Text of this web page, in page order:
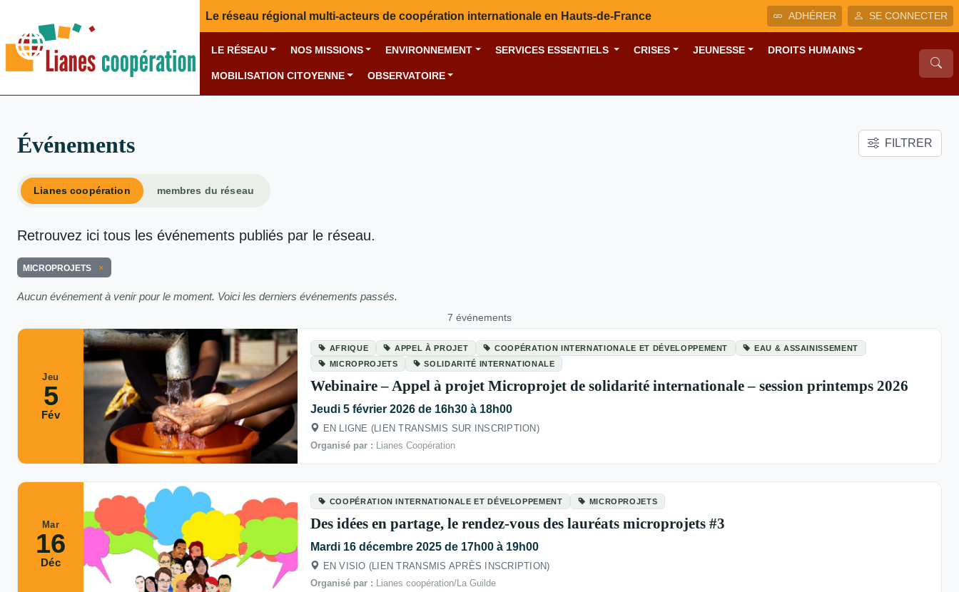
Le réseau régional multi-acteurs de coopération internationale en Hauts-de-France ADHÉRER SE CONNECTER
LE RÉSEAU NOS MISSIONS ENVIRONNEMENT SERVICES ESSENTIELS CRISES JEUNESSE DROITS HUMAINS
MOBILISATION CITOYENNE OBSERVATOIRE
Événements FILTRER
Lianes coopération membres du réseau
Retrouvez ici tous les événements publiés par le réseau.
MICROPROJETS
Aucun événement à venir pour le moment. Voici les derniers événements passés.
7 événements
Jeu
5
Fév
AFRIQUE APPEL À PROJET COOPÉRATION INTERNATIONALE ET DÉVELOPPEMENT
EAU & ASSAINISSEMENT
MICROPROJETS
SOLIDARITÉ INTERNATIONALE
Webinaire – Appel à projet Microprojet de solidarité internationale – session printemps 2026
Jeudi 5 février 2026 de 16h30 à 18h00
EN LIGNE (LIEN TRANSMIS SUR INSCRIPTION)
Organisé par : Lianes Coopération
Mar
16
Déc
COOPÉRATION INTERNATIONALE ET DÉVELOPPEMENT MICROPROJETS
Des idées en partage, le rendez-vous des lauréats microprojets #3
Mardi 16 décembre 2025 de 17h00 à 19h00
EN VISIO (LIEN TRANSMIS APRÈS INSCRIPTION)
Organisé par : Lianes coopération/La Guilde